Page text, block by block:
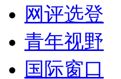
网评选登
青年视野
国际窗口